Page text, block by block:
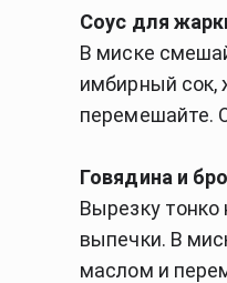
Соус для
В миске
имбирный сок,
перемешайте.
Говядина и
Вырезку
выпечки. В
маслом и